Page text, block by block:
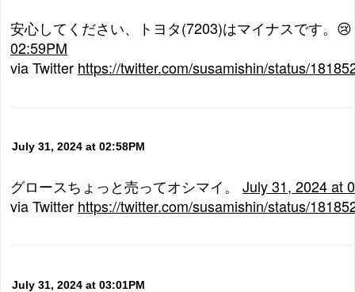
安心してください、トヨタ(7203)はマイナスです。😢
02:59PM
via Twitter https://twitter.com/susamishin/status/
July 31, 2024 at 02:58PM
グロースちょっと売ってオシマイ。 July 31, 2024 at
via Twitter https://twitter.com/susamishin/status/
July 31, 2024 at 03:01PM